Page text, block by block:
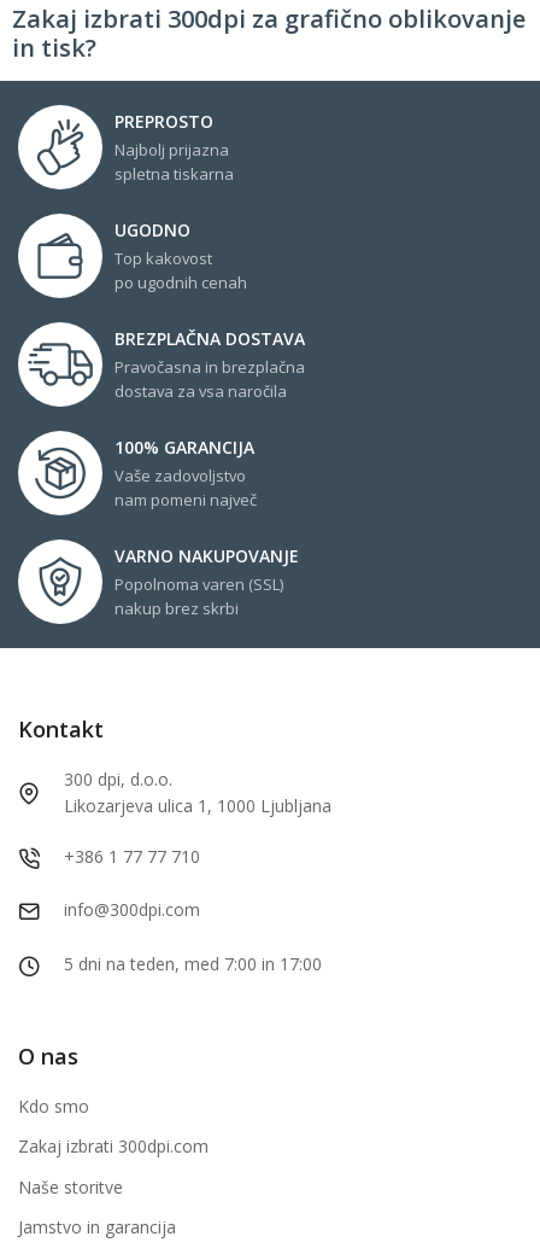
Zakaj izbrati 300dpi za grafično oblikovanje
in tisk?
PREPROSTO
Najbolj prijazna
spletna tiskarna
UGODNO
Top kakovost
po ugodnih cenah
BREZPLAČNA DOSTAVA
Pravočasna in brezplačna
dostava za vsa naročila
100% GARANCIJA
Vaše zadovoljstvo
nam pomeni največ
VARNO NAKUPOVANJE
Popolnoma varen (SSL)
nakup brez skrbi
Kontakt
300 dpi, d.o.o.
Likozarjeva ulica 1, 1000 Ljubljana
+386 1 77 77 710
info@300dpi.com
5 dni na teden, med 7:00 in 17:00
O nas
Kdo smo
Zakaj izbrati 300dpi.com
Naše storitve
Jamstvo in garancija